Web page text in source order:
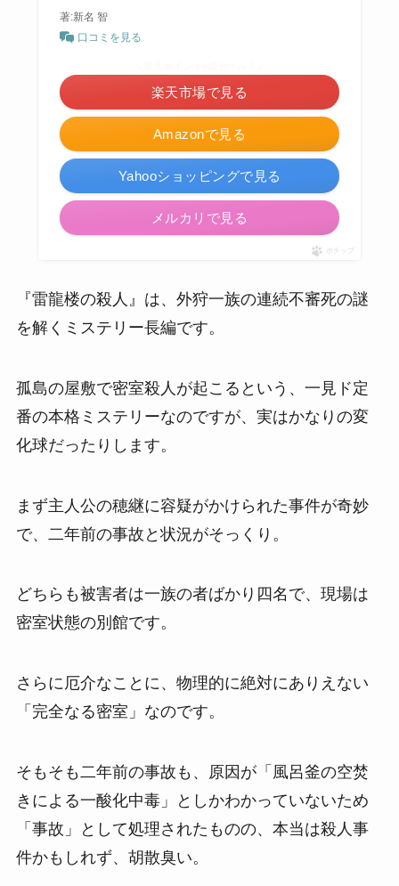
著:新名 智
口コミを見る
Amazonで見る
楽天市場で見る
Yahooショッピングで見る
メルカリで見る
ポチップ
『雷龍楼の殺人』は、外狩一族の連続不審死の謎
を解くミステリー長編です。
孤島の屋敷で密室殺人が起こるという、一見ド定
番の本格ミステリーなのですが、実はかなりの変
化球だったりします。
まず主人公の穂継に容疑がかけられた事件が奇妙
で、二年前の事故と状況がそっくり。
どちらも被害者は一族の者ばかり四名で、現場は
密室状態の別館です。
さらに厄介なことに、物理的に絶対にありえない
「完全なる密室」なのです。
そもそも二年前の事故も、原因が「風呂釜の空焚
きによる一酸化中毒」としかわかっていないため
「事故」として処理されたものの、本当は殺人事
件かもしれず、胡散臭い。